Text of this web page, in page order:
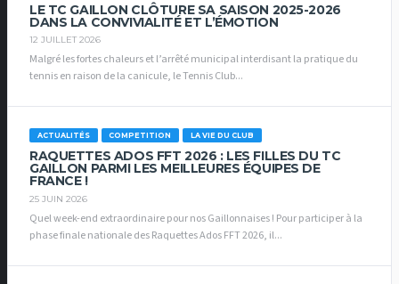
LE TC GAILLON CLÔTURE SA SAISON 2025-2026
DANS LA CONVIVIALITÉ ET L’ÉMOTION
12 JUILLET 2026
Malgré les fortes chaleurs et l’arrêté municipal interdisant la pratique du
tennis en raison de la canicule, le Tennis Club...
ACTUALITÉS COMPETITION LA VIE DU CLUB
RAQUETTES ADOS FFT 2026 : LES FILLES DU TC
GAILLON PARMI LES MEILLEURES ÉQUIPES DE
FRANCE !
25 JUIN 2026
Quel week-end extraordinaire pour nos Gaillonnaises ! Pour participer à la
phase finale nationale des Raquettes Ados FFT 2026, il...